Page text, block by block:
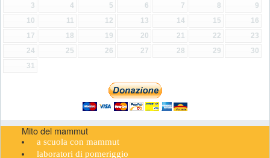
3
4 5 6 7 8
9
10
11 12 13 14 15
16
17
18 19 20 21 22
23
24
25 26 27 28 29
30
31
Mito del mammut
a scuola con mammut
laboratori di pomeriggio